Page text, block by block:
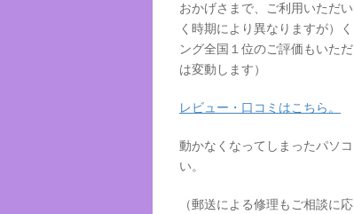
おかげさまで、ご利用いただ
く時期により異なりますが）
ング全国１位のご評価もいた
は変動します）
レビュー・口コミはこちら。
動かなくなってしまったパソ
い。
（郵送による修理もご相談に応